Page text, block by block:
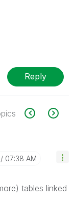
Reply
07:38 AM
tables linked